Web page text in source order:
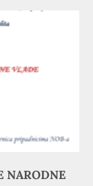
NARODNE